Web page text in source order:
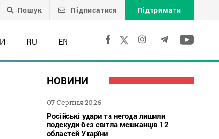
Пошук Підписатися Підтримати
RU EN
НОВИНИ
07 Серпня 2026
Російські удари та негода лишили
подекуди без світла мешканців 12
областей Укарїни